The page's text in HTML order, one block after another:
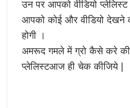
उन पर आपको वीडियो प्लेलिस्ट
आपको कोई और वीडियो देखने
होगी ।
अमरूद गमले में ग्रो कैसे करे की
प्लेलिस्टआज ही चेक कीजिये |